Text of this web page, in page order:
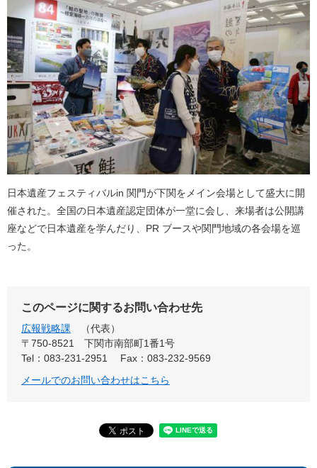
日本遺産フェスティバルin 関門が下関をメイン会場として盛大に開
催された。全国の日本遺産認定団体が一堂に会し、来場者は公開講
座などで日本遺産を学んだり、PR ブースや関門地域の各会場を巡
った。
このページに関するお問い合わせ先
広報戦略課
代表
〒750-8521
下関市南部町1番1号
Tel：083-231-2951
Fax：083-232-9569
メールでのお問い合わせはこちら